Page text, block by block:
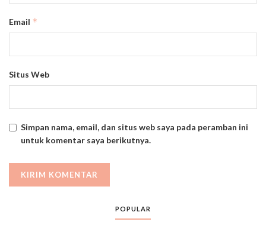
Email *
Situs Web
Simpan nama, email, dan situs web saya pada peramban ini
untuk komentar saya berikutnya.
POPULAR